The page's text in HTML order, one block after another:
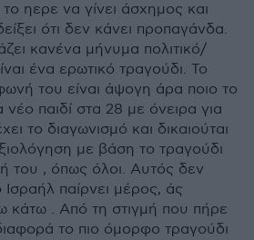
ηερε να γίνει άσχημος και
ότι δεν κάνει προπαγάνδα.
κανένα μήνυμα πολιτικό/
ένα ερωτικό τραγούδι. Το
του είναι άψογη άρα ποιο το
παιδί στα 28 με όνειρα για
το διαγωνισμό και δικαιούται
με βάση το τραγούδι
του , όπως όλοι. Αυτός δεν
Ισραήλ παίρνει μέρος, άς
κάτω . Από τη στιγμή που πήρε
το πιο όμορφο τραγούδι